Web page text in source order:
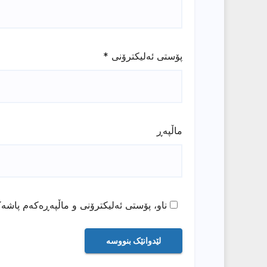
پۆستی ئەلیکترۆنی *
ماڵپه‌ڕ
ناو، پۆستی ئەلیکترۆنی و ماڵپەڕەکەم